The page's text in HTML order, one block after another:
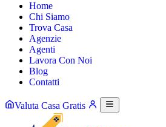
Home
Chi Siamo
Trova Casa
Agenzie
Agenti
Lavora Con Noi
Blog
Contatti
Valuta Casa Gratis